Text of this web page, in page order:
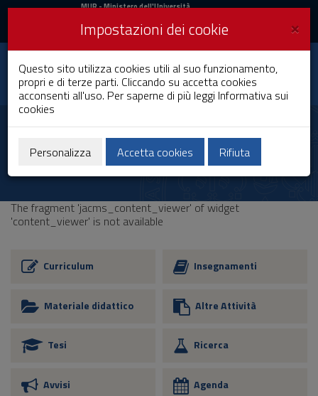
Vai
al
navigazione
sito
Vai
MIUR
Accedi
MUR- Ministero dell'Università
Accedi UniCA News
Toggle
navigation
Università degli
Studi di Cagliari
The fragment 'jacms_content_viewer' of widget
'content_viewer' is not available
Curriculum Insegnamenti
Materiale didattico Altre Attività
Tesi Ricerca
Avvisi Agenda
×
Impostazioni dei cookie
Questo sito utilizza cookies utili al suo funzionamento,
propri e di terze parti. Cliccando su accetta cookies
acconsenti all'uso. Per saperne di più leggi Informativa sui
cookies
Personalizza Accetta cookies Rifiuta